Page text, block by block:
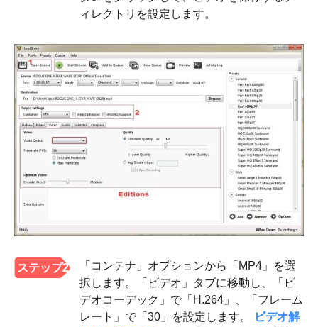
ィレクトリを設定します。
ステップ2
「コンテナ」オプションから「MP4」を選
択します。「ビデオ」タブに移動し、「ビ
デオコーデック」で「H.264」、「フレーム
レート」で「30」を設定します。
ビデオ解